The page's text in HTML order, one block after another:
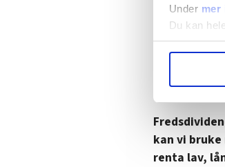
Under mer
Du kan
LO
hvordan
Ikke at vi
i 2017.
kystlinje
mystisk vis
kan vi bruke
renta lav,